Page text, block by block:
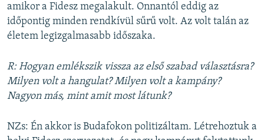
amikor a Fidesz megalakult. Onnantól eddig az
időpontig minden rendkívül sűrű volt. Az volt talán az
életem legizgalmasabb időszaka.
R: Hogyan emlékszik vissza az első szabad választásra?
Milyen volt a hangulat? Milyen volt a kampány?
Nagyon más, mint amit most látunk?
NZs: Én akkor is Budafokon politizáltam. Létrehoztuk a